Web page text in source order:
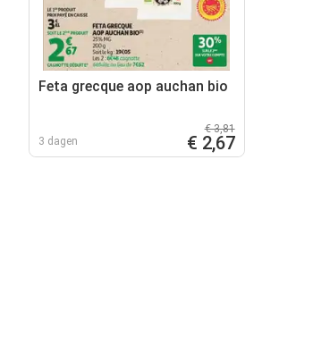
Feta grecque aop auchan bio
3 dagen
€ 3,81
€ 2,67